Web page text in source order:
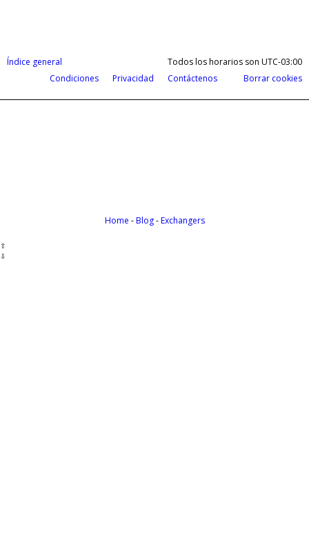
Índice general Todos los horarios son UTC-03:00
Borrar cookies
Contáctenos
Privacidad
Condiciones
Home -Blog-Exchangers
⇧
⇩